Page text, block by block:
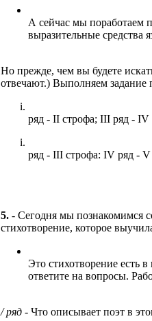
А сейчас мы поработаем
выразительные средства
Но прежде, чем вы будете
отвечают.) Выполняем задание
ряд - II строфа; III ряд - IV
ряд - III строфа: IV ряд - V
5. - Сегодня мы познакомимся
стихотворение, которое
Это стихотворение есть
ответите на вопросы.
/ ряд - Что описывает поэт в